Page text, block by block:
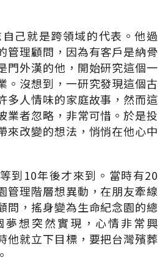
己就是跨領域的代表。他過
管理顧問，因為有客戶是納骨
門外漢的他，開始研究這個一
。沒想到，一研究發現這個古
多人情味的家庭故事，然而這
業者忽略，非常可惜。於是投
來改變的想法，悄悄在他心中
到10年後才來到。當時有20
管理階層想異動，在朋友牽線
問，搖身變為生命紀念園的總
夢想突然實現，心情非常興
他就立下目標，要把台灣殯葬